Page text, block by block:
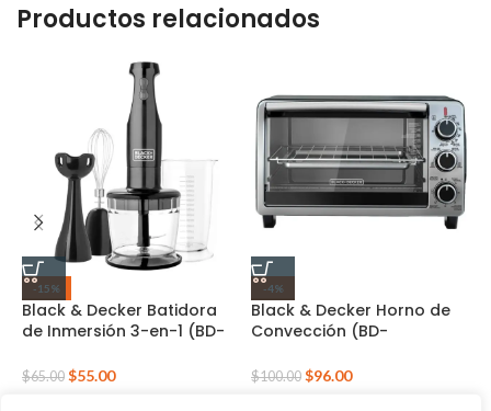
Productos relacionados
-15%
Black & Decker Batidora
de Inmersión 3-en-1 (BD-
$65.00 $55.00
-4%
Black & Decker Horno de
Convección (BD-
$100.00 $96.00